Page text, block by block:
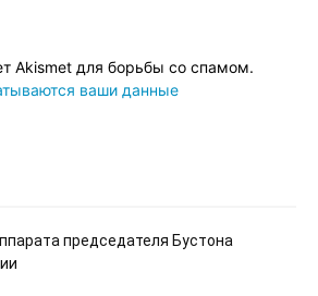
Akismet для борьбы со спамом.
ваши данные
председателя Бустона